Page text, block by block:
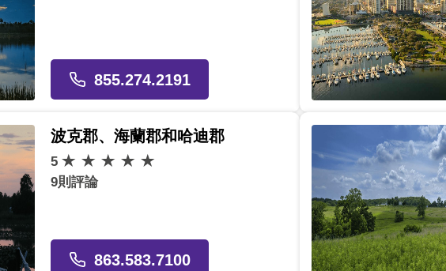
855.274.2191
波克郡、海蘭郡和哈迪郡
5
9則評論
863.583.7100